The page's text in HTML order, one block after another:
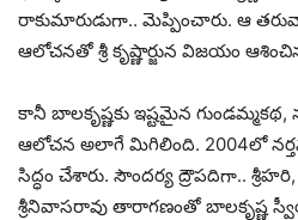
రాకుమారుడుగా.. మెప్పించారు. ఆ
ఆలోచ‌న‌తో శ్రీ కృష్ణార్జున విజ‌యం
కానీ బాల‌కృష్ణ‌కు ఇష్ట‌మైన
ఆలోచ‌న అలాగే మిగిలింది. 2004లో
సిద్ధం చేశారు. సౌంద‌ర్య ద్రౌప‌దిగా..
శ్రీనివాస‌రావు తారాగ‌ణంతో బాల‌కృష్ణ